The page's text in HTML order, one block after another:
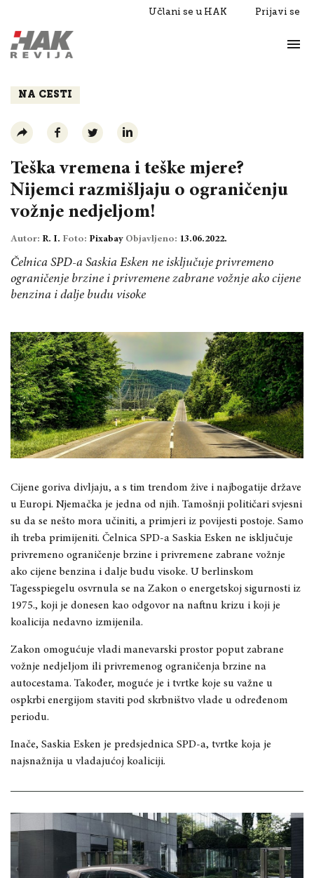
Učlani se u HAK Prijavi se
Razgovori
NA CESTI
Teška vremena i teške mjere?
Nijemci razmišljaju o ograničenju
vožnje nedjeljom!
Autor: R. I. Foto: Pixabay Objavljeno: 13.06.2022.
Čelnica SPD-a Saskia Esken ne isključuje privremeno
ograničenje brzine i privremene zabrane vožnje ako cijene
benzina i dalje budu visoke
Cijene goriva divljaju, a s tim trendom žive i najbogatije države
u Europi. Njemačka je jedna od njih. Tamošnji političari svjesni
su da se nešto mora učiniti, a primjeri iz povijesti postoje. Samo
ih treba primijeniti. Čelnica SPD-a Saskia Esken ne isključuje
privremeno ograničenje brzine i privremene zabrane vožnje
ako cijene benzina i dalje budu visoke. U berlinskom
Tagesspiegelu osvrnula se na Zakon o energetskoj sigurnosti iz
1975., koji je donesen kao odgovor na naftnu krizu i koji je
koalicija nedavno izmijenila.
Zakon omogućuje vladi manevarski prostor poput zabrane
vožnje nedjeljom ili privremenog ograničenja brzine na
autocestama. Također, moguće je i tvrtke koje su važne u
ospkrbi energijom staviti pod skrbništvo vlade u određenom
periodu.
Inače, Saskia Esken je predsjednica SPD-a, tvrtke koja je
najsnažnija u vladajućoj koaliciji.